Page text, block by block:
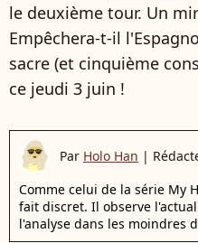
le deuxième tour. Un
Empêchera-t-il
sacre (et cinquième
ce jeudi 3 juin !
Par Holo Han |
Comme celui de la série My
fait discret. Il observe
l'analyse dans les moindres